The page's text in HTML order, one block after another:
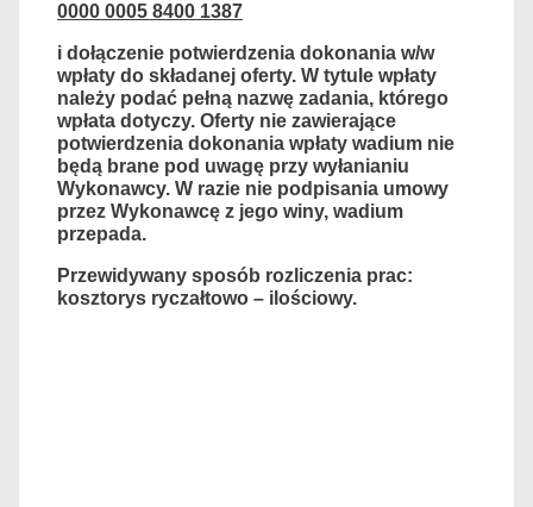
0000 0005 8400 1387
i dołączenie potwierdzenia dokonania w/w
wpłaty do składanej oferty. W tytule wpłaty
należy podać pełną nazwę zadania, którego
wpłata dotyczy. Oferty nie zawierające
potwierdzenia dokonania wpłaty wadium nie
będą brane pod uwagę przy wyłanianiu
Wykonawcy. W razie nie podpisania umowy
przez Wykonawcę z jego winy, wadium
przepada.
Przewidywany sposób rozliczenia prac:
kosztorys ryczałtowo – ilościowy.